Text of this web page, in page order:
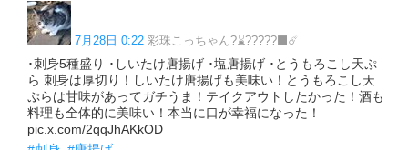
7月28日 0:22 彩珠こっちゃん?⌛?????‍⬛☄️
･刺身5種盛り ･しいたけ唐揚げ ･塩唐揚げ ･とうもろこし天ぷ
ら 刺身は厚切り！しいたけ唐揚げも美味い！とうもろこし天
ぷらは甘味があってガチうま！テイクアウトしたかった！酒も
料理も全体的に美味い！本当に口が幸福になった！
pic.x.com/2qqJhAKkOD